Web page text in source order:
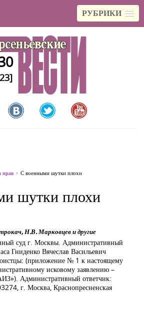
РУБРИКИ
прав С военными шутки плохи
шутки плохи
Н.В. Марковцев и другие
суд г. Москвы. Административный
Гниденко Вячеслав Васильевич
(приложение № 1 к настоящему
исковому заявлению –
Административный ответчик:
г. Москва, Краснопресненская